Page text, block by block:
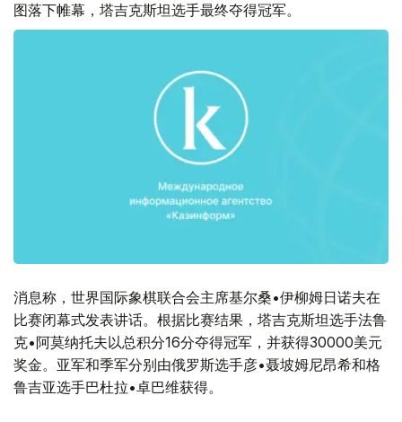
图落下帷幕，塔吉克斯坦选手最终夺得冠军。
消息称，世界国际象棋联合会主席基尔桑•伊柳姆日诺夫在
比赛闭幕式发表讲话。根据比赛结果，塔吉克斯坦选手法鲁
克•阿莫纳托夫以总积分16分夺得冠军，并获得30000美元
奖金。亚军和季军分别由俄罗斯选手彦•聂坡姆尼昂希和格
鲁吉亚选手巴杜拉•卓巴维获得。